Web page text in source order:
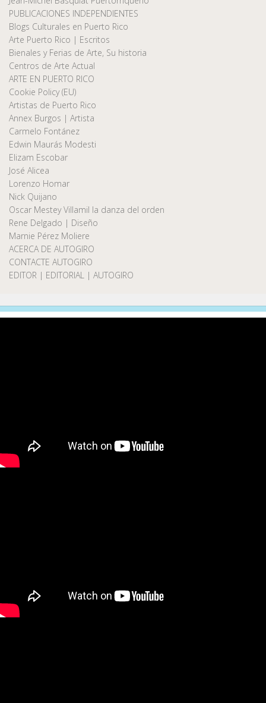
PUBLICACIONES INDEPENDIENTES
Blogs Culturales en Puerto Rico
Arte Puerto Rico | Escritos
Bienales y Ferias de Arte, Su historia
Centros de Arte Actual
ARTE EN PUERTO RICO
Cookie Policy (EU)
Artistas de Puerto Rico
Annex Burgos | Artista
Carmelo Fontánez
Edwin Maurás Modesti
Elizam Escobar
José Alicea
Lorenzo Homar
Nick Quijano
Oscar Mestey Villamil la danza del orden
Rene Delgado | Diseño
Marnie Pérez Moliere
ACERCA DE AUTOGIRO
CONTACTE AUTOGIRO
EDITOR | EDITORIAL | AUTOGIRO